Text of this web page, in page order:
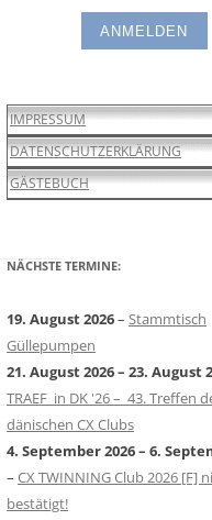
IMPRESSUM
DATENSCHUTZERKLÄRUNG
GÄSTEBUCH
NÄCHSTE TERMINE:
19. August 2026– Stammtisch
Güllepumpen
21. August 2026– 23. August
TRAEF in DK '26 – 43. Treffen
dänischen CX Clubs
4. September 2026– 6.
– CX TWINNING Club 2026 [F]
bestätigt!